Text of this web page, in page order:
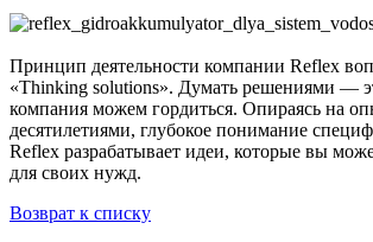
Принцип деятельности компании Reflex
«Thinking solutions». Думать решениями —
компания можем гордиться. Опираясь на
десятилетиями, глубокое понимание
Reflex разрабатывает идеи, которые вы
для своих нужд.
Возврат к списку